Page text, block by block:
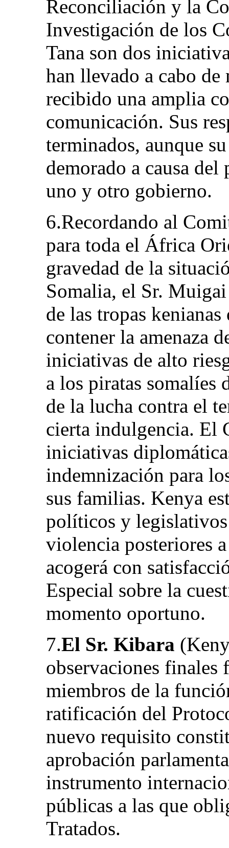
Reconciliación y la
Investigación de los
Tana son dos
han llevado a cabo
recibido una amplia
comunicación. Sus
terminados, aunque
demorado a causa
uno y otro gobierno.
6.Recordando al
para toda el África
gravedad de la
Somalia, el Sr.
de las tropas kenianas
contener la amenaza
iniciativas de alto
a los piratas somalíes
de la lucha contra el
cierta indulgencia. El
iniciativas
indemnización para
sus familias. Kenya
políticos y
violencia posteriores
acogerá con
Especial sobre la
momento oportuno.
7.El Sr. Kibara
observaciones finales
miembros de la
ratificación del
nuevo requisito
aprobación
instrumento
públicas a las que
Tratados.